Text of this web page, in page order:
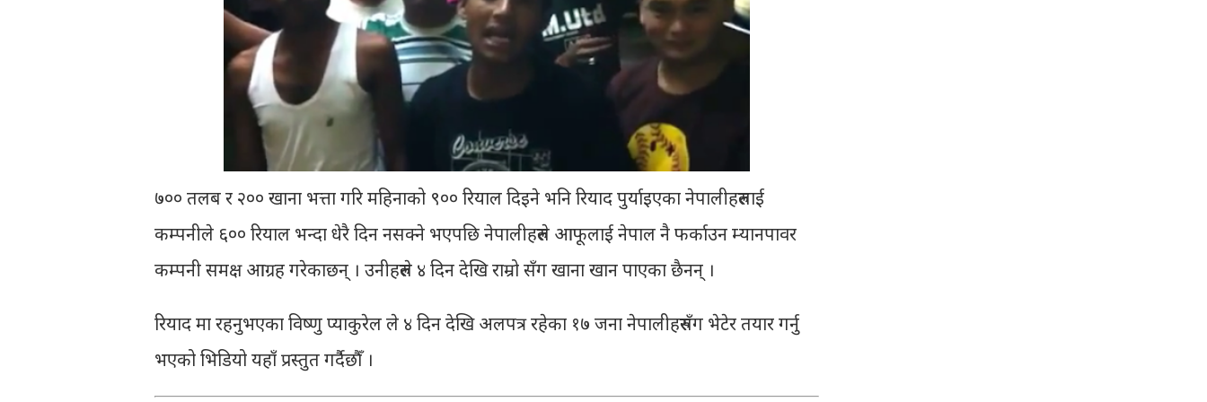
७०० तलब र २०० खाना भत्ता गरि महिनाको ९०० रियाल दिइने भनि रियाद पुर्याइएका नेपालीहरुलाई
कम्पनीले ६०० रियाल भन्दा धेरै दिन नसक्ने भएपछि नेपालीहरुले आफूलाई नेपाल नै फर्काउन म्यानपावर
कम्पनी समक्ष आग्रह गरेकाछन् । उनीहरुले ४ दिन देखि राम्रो सँग खाना खान पाएका छैनन् ।
रियाद मा रहनुभएका विष्णु प्याकुरेल ले ४ दिन देखि अलपत्र रहेका १७ जना नेपालीहरुसँग भेटेर तयार गर्नु
भएको भिडियो यहाँ प्रस्तुत गर्दैछौँ ।